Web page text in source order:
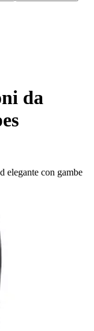
da
elegante con gambe